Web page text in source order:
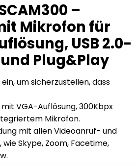
–
Mikrofon für
USB 2.0-
Plug&Play
um sicherzustellen, dass
VGA-Auflösung, 300Kbpx
Mikrofon.
mit allen Videoanruf- und
Skype, Zoom, Facetime,